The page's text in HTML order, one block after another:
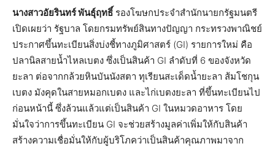
นางสาวอัยรินทร์ พันธุ์ฤทธิ์ รองโฆษกประจำสำนักนายกรัฐมนตรี
เปิดเผยว่า รัฐบาล โดยกรมทรัพย์สินทางปัญญา กระทรวงพาณิชย์
ประกาศขึ้นทะเบียนสิ่งบ่งชี้ทางภูมิศาสตร์ (GI) รายการใหม่ คือ
ปลานิลสายน้ำไหลเบตง ซึ่งเป็นสินค้า GI ลำดับที่ 6 ของจังหวัด
ยะลา ต่อจากกล้วยหินบันนังสตา ทุเรียนสะเด็ดน้ำยะลา ส้มโชกุน
เบตง มังคุดในสายหมอกเบตง และไก่เบตงยะลา ที่ขึ้นทะเบียนไป
ก่อนหน้านี้ ซึ่งล้วนแล้วแต่เป็นสินค้า GI ในหมวดอาหาร โดย
มั่นใจว่าการขึ้นทะเบียน GI จะช่วยสร้างมูลค่าเพิ่มให้กับสินค้า
สร้างความเชื่อมั่นให้กับผู้บริโภคว่าเป็นสินค้าคุณภาพมาจาก